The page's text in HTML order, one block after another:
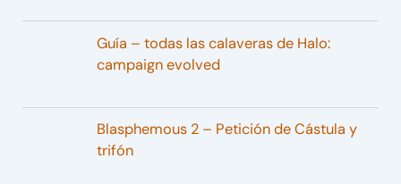
Guía – todas las calaveras de Halo:
campaign evolved
Blasphemous 2 – Petición de Cástula y
trifón